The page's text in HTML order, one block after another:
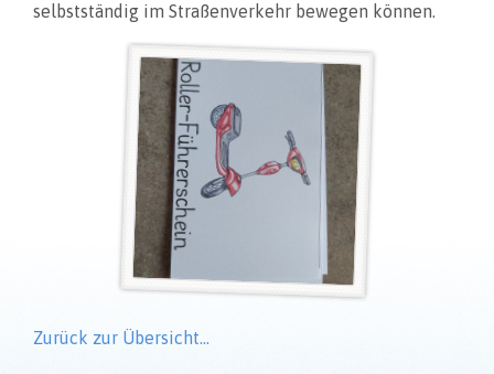
selbstständig im Straßenverkehr bewegen können.
Zurück zur Übersicht…